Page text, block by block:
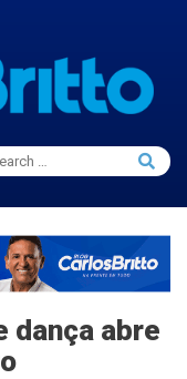
Search
dança abre